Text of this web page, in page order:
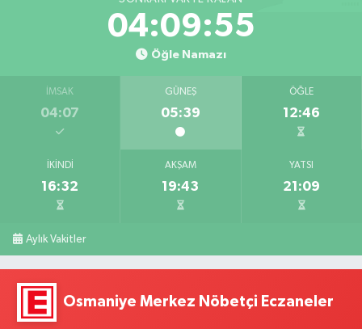
04:09:54
Öğle Namazı
İMSAK
04:07
GÜNEŞ
05:39
ÖĞLE
12:46
İKINDI
16:32
AKŞAM
19:43
YATSI
21:09
Aylık Vakitler
Osmaniye Merkez Nöbetçi Eczaneler